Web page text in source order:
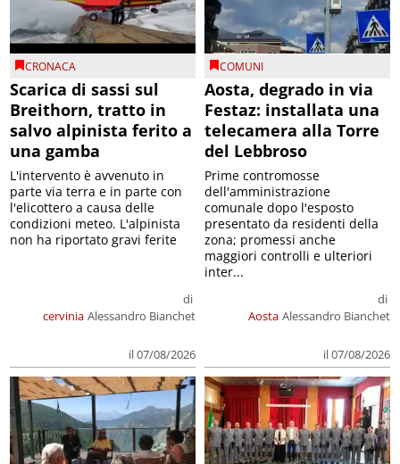
CRONACA
Scarica di sassi sul
Breithorn, tratto in
salvo alpinista ferito a
una gamba
cervinia
di
Alessandro Bianchet
il 07/08/2026
L'intervento è avvenuto in
parte via terra e in parte con
l'elicottero a causa delle
condizioni meteo. L'alpinista
non ha riportato gravi ferite
COMUNI
Aosta, degrado in via
Festaz: installata una
telecamera alla Torre
del Lebbroso
Aosta
di
Alessandro Bianchet
il 07/08/2026
Prime contromosse
dell'amministrazione
comunale dopo l'esposto
presentato da residenti della
zona; promessi anche
maggiori controlli e ulteriori
inter...